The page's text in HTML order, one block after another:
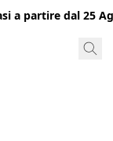
a partire dal 25